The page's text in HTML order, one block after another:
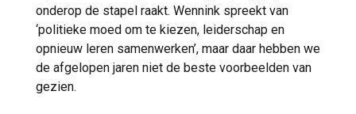
onderop de stapel raakt. Wennink spreekt van
‘politieke moed om te kiezen, leiderschap en
opnieuw leren samenwerken’, maar daar hebben we
de afgelopen jaren niet de beste voorbeelden van
gezien.